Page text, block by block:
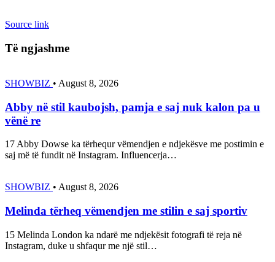
Source link
Të ngjashme
SHOWBIZ • August 8, 2026
Abby në stil kaubojsh, pamja e saj nuk kalon pa u
vënë re
17 Abby Dowse ka tërhequr vëmendjen e ndjekësve me postimin e
saj më të fundit në Instagram. Influencerja…
SHOWBIZ • August 8, 2026
Melinda tërheq vëmendjen me stilin e saj sportiv
15 Melinda London ka ndarë me ndjekësit fotografi të reja në
Instagram, duke u shfaqur me një stil…